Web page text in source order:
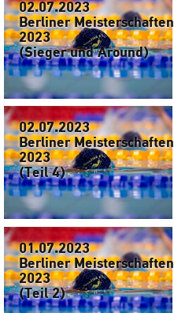
02.07.2023
Berliner Meisterschaften
2023
(Sieger und Around)
02.07.2023
Berliner Meisterschaften
2023
(Teil 4)
01.07.2023
Berliner Meisterschaften
2023
(Teil 2)